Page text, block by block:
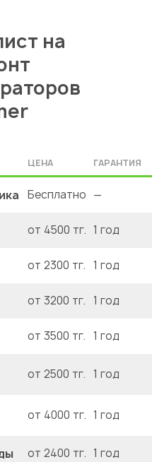
на
ЦЕНА ГАРАНТИЯ
Бесплатно —
от 4500 тг. 1 год
от 2300 тг. 1 год
от 3200 тг. 1 год
от 3500 тг. 1 год
от 2500 тг. 1 год
от 4000 тг. 1 год
от 2400 тг. 1 год